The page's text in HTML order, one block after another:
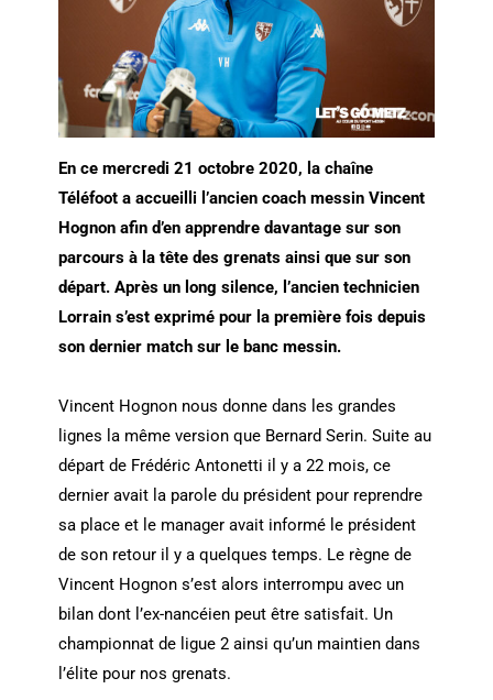
En ce mercredi 21 octobre 2020, la chaîne
Téléfoot a accueilli l’ancien coach messin Vincent
Hognon afin d’en apprendre davantage sur son
parcours à la tête des grenats ainsi que sur son
départ. Après un long silence, l’ancien technicien
Lorrain s’est exprimé pour la première fois depuis
son dernier match sur le banc messin.
Vincent Hognon nous donne dans les grandes
lignes la même version que Bernard Serin. Suite au
départ de Frédéric Antonetti il y a 22 mois, ce
dernier avait la parole du président pour reprendre
sa place et le manager avait informé le président
de son retour il y a quelques temps. Le règne de
Vincent Hognon s’est alors interrompu avec un
bilan dont l’ex-nancéien peut être satisfait. Un
championnat de ligue 2 ainsi qu’un maintien dans
l’élite pour nos grenats.